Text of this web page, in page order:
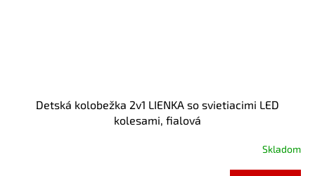
Detská kolobežka 2v1 LIENKA so svietiacimi LED
kolesami, fialová
Skladom